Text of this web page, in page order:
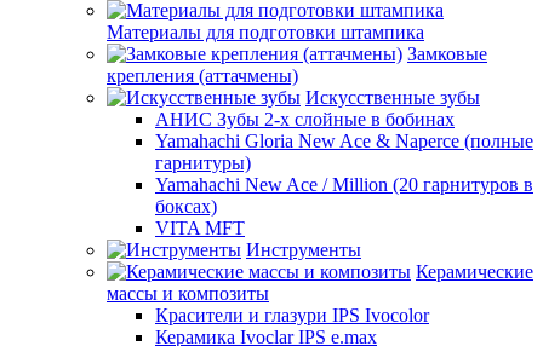
Материалы для подготовки штампика
Замковые
крепления (аттачмены)
Искусственные зубы
АНИС Зубы 2-х слойные в бобинах
Yamahachi Gloria New Ace & Naperce (полные
гарнитуры)
Yamahachi New Ace / Million (20 гарнитуров в
боксах)
VITA MFT
Инструменты
Керамические
массы и композиты
Красители и глазури IPS Ivocolor
Керамика Ivoclar IPS e.max